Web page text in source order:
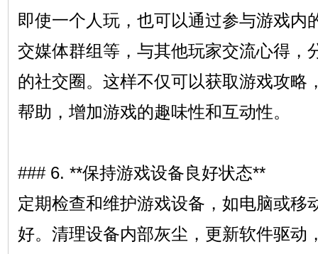
即使一个人玩，也可以通过参与游戏内
交媒体群组等，与其他玩家交流心得，
的社交圈。这样不仅可以获取游戏攻略
帮助，增加游戏的趣味性和互动性。
### 6. **保持游戏设备良好状态**
定期检查和维护游戏设备，如电脑或移
好。清理设备内部灰尘，更新软件驱动